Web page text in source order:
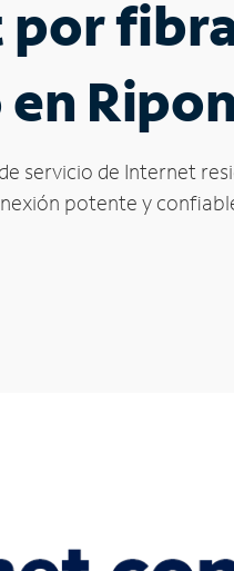
servicio de Internet
potente y